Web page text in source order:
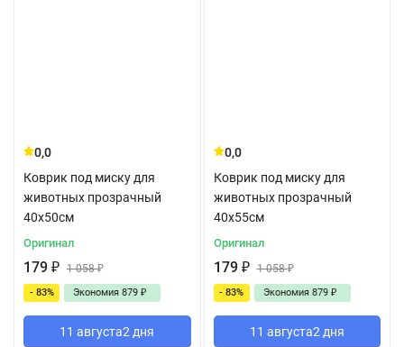
0,0
Коврик под миску для
животных прозрачный
40x50см
Оригинал
179 ₽ 1 058₽
- 83% Экономия 879 ₽
11 августа2 дня
0,0
Коврик под миску для
животных прозрачный
40x55см
Оригинал
179 ₽ 1 058₽
- 83% Экономия 879 ₽
11 августа2 дня